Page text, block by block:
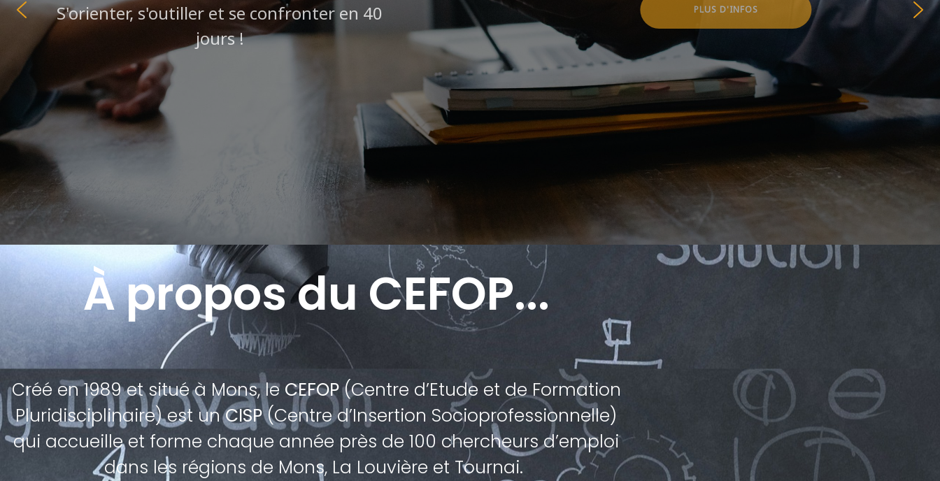
S'orienter, s'outiller et se confronter en 40
jours !
PLUS D'INFOS
À propos du CEFOP...
Créé en 1989 et situé à Mons, le CEFOP(Centre d’Etude et de Formation
Pluridisciplinaire) est unCISP(Centre d’Insertion Socioprofessionnelle)
qui accueille et forme chaque année près de 100 chercheurs d’emploi
dans les régions de Mons, La Louvière et Tournai.